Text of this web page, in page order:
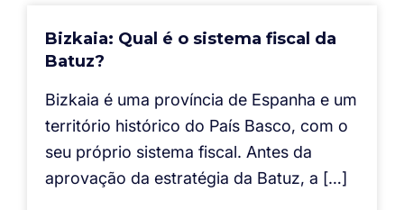
Bizkaia: Qual é o sistema fiscal da
Batuz?
Bizkaia é uma província de Espanha e um
território histórico do País Basco, com o
seu próprio sistema fiscal. Antes da
aprovação da estratégia da Batuz, a […]